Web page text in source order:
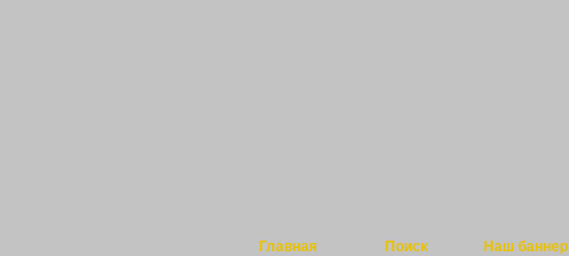
Главная Поиск Наш баннер